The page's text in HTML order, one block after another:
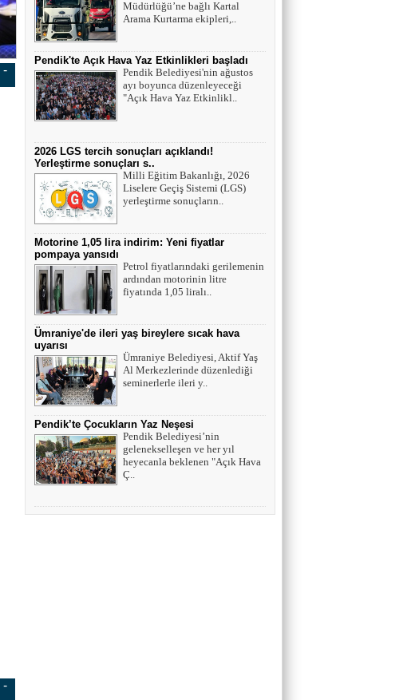
Mutant virüsler tam aşılanmış kişileri tehdit
eder mi?
Asiye UMUT
YAŞ ve BAŞ 54
Yavuz ŞİMŞEK
Tek cümle 281 kelime...
Müdürlüğü’ne bağlı Kartal
Arama Kurtarma ekipleri,..
Pendik'te Açık Hava Yaz Etkinlikleri başladı
Pendik Belediyesi'nin ağustos
ayı boyunca düzenleyeceği
"Açık Hava Yaz Etkinlikl..
2026 LGS tercih sonuçları açıklandı!
Yerleştirme sonuçları s..
Milli Eğitim Bakanlığı, 2026
Liselere Geçiş Sistemi (LGS)
yerleştirme sonuçların..
Motorine 1,05 lira indirim: Yeni fiyatlar
pompaya yansıdı
Petrol fiyatlarındaki gerilemenin
ardından motorinin litre
fiyatında 1,05 liralı..
Ümraniye'de ileri yaş bireylere sıcak hava
uyarısı
Ümraniye Belediyesi, Aktif Yaş
Al Merkezlerinde düzenlediği
seminerlerle ileri y..
Pendik’te Çocukların Yaz Neşesi
Pendik Belediyesi’nin
gelenekselleşen ve her yıl
heyecanla beklenen "Açık Hava
Ç..